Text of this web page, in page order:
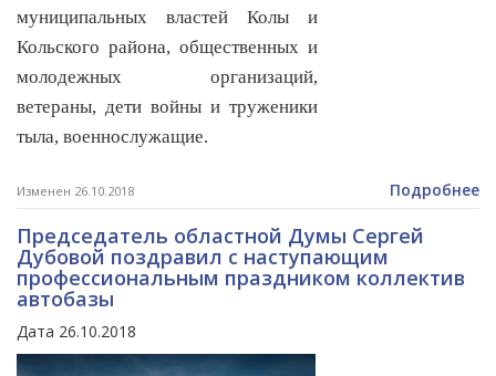
муниципальных властей Колы и
Кольского района, общественных и
молодежных организаций,
ветераны, дети войны и труженики
тыла, военнослужащие.
Изменен 26.10.2018 Подробнее
Председатель областной Думы Сергей
Дубовой поздравил с наступающим
профессиональным праздником коллектив
автобазы
Дата 26.10.2018